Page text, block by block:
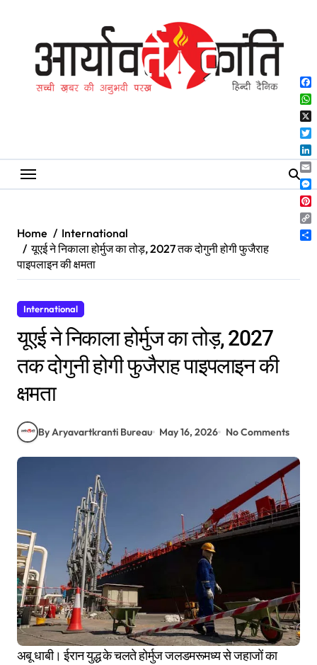
Home
International
यूएई ने निकाला होर्मुज का तोड़, 2027 तक दोगुनी होगी फुजैराह
पाइपलाइन की क्षमता
International
यूएई ने निकाला होर्मुज का तोड़, 2027
तक दोगुनी होगी फुजैराह पाइपलाइन की
क्षमता
By Aryavartkranti Bureau May 16, 2026 No Comments
अबू धाबी। ईरान युद्ध के चलते होर्मुज जलडमरूमध्य से जहाजों का
X